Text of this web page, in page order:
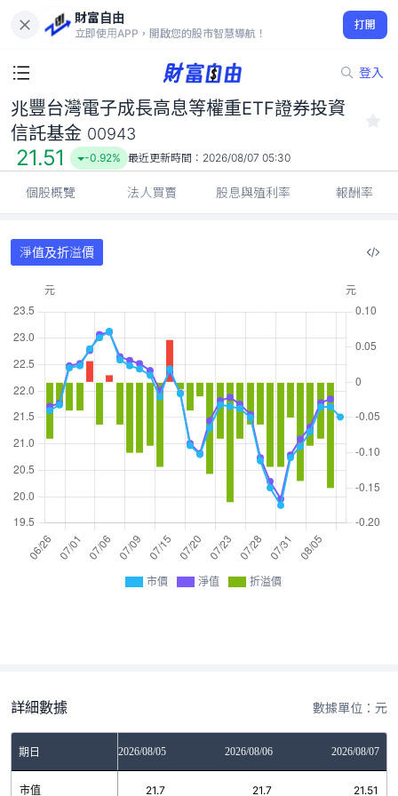
財富自由
立即使用APP，開啟您的股市智慧導航！
打開
登入
兆豐台灣電子成長高息等權重ETF證券投資信託基金 00943
21.51
-0.92%
兆豐台灣電子成長高息等權重ETF證券投資
信託基金 00943
21.51 -0.92% 最近更新時間： 2026/08/07 05:30
個股概覽 法人買賣 股息與殖利率 報酬率
淨值及折溢價
市價 淨值 折溢價
詳細數據 數據單位：元
期日
2026/08/04 2026/08/05 2026/08/06 2026/08/07
市值21.23 21.7 21.7 21.51